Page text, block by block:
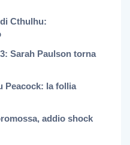
Cthulhu:
Sarah Paulson torna
Peacock: la follia
addio shock